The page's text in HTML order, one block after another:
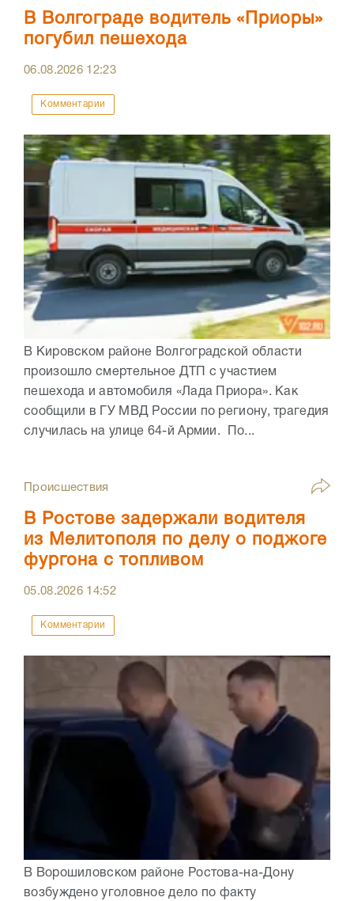
В Волгограде водитель «Приоры»
погубил пешехода
06.08.2026 12:23
Комментарии
В Кировском районе Волгоградской области
произошло смертельное ДТП с участием
пешехода и автомобиля «Лада Приора». Как
сообщили в ГУ МВД России по региону, трагедия
случилась на улице 64-й Армии. По...
Происшествия
В Ростове задержали водителя
из Мелитополя по делу о поджоге
фургона с топливом
05.08.2026 14:52
Комментарии
В Ворошиловском районе Ростова-на-Дону
возбуждено уголовное дело по факту